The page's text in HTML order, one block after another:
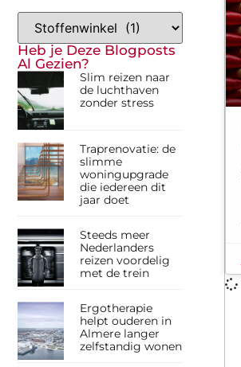
Heb je Deze Blogposts
Al Gezien?
Slim reizen naar
de luchthaven
zonder stress
Traprenovatie: de
slimme
woningupgrade
die iedereen dit
jaar doet
Steeds meer
Nederlanders
reizen voordelig
met de trein
Ergotherapie
helpt ouderen in
Almere langer
zelfstandig wonen